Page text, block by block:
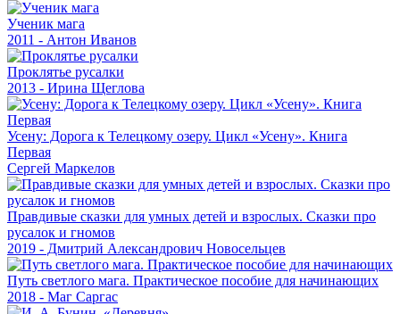
Ученик мага
2011 - Антон Иванов
Проклятье русалки
2013 - Ирина Щеглова
Усену: Дорога к Телецкому озеру. Цикл «Усену». Книга
Первая
Сергей Маркелов
Правдивые сказки для умных детей и взрослых. Сказки про
русалок и гномов
2019 - Дмитрий Александрович Новосельцев
Путь светлого мага. Практическое пособие для начинающих
2018 - Маг Саргас